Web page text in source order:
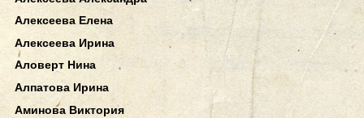
Алексеева Елена
Алексеева Ирина
Аловерт Нина
Алпатова Ирина
Аминова Виктория